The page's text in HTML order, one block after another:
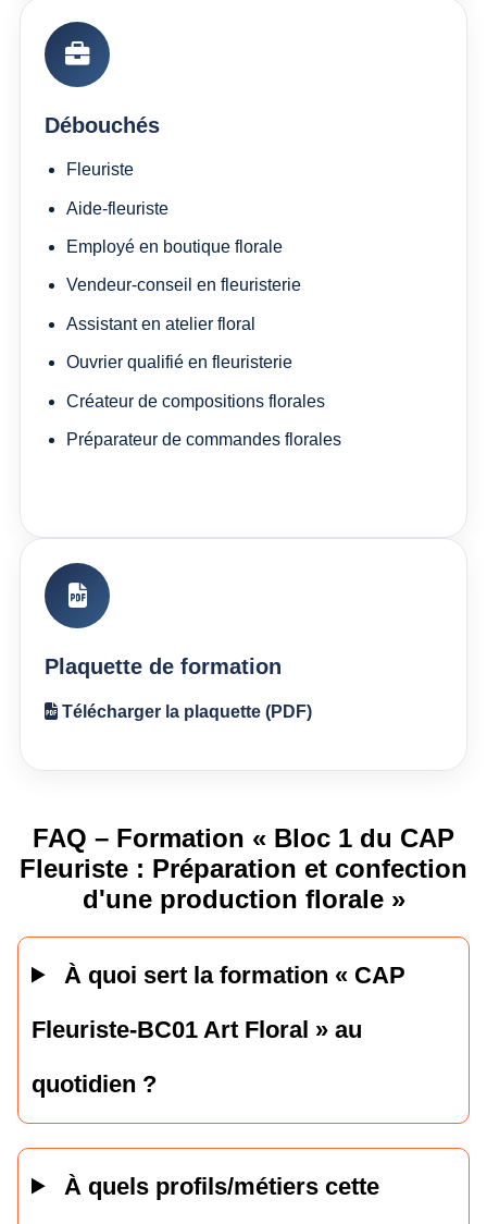
Débouchés
Fleuriste
Aide-fleuriste
Employé en boutique florale
Vendeur-conseil en fleuristerie
Assistant en atelier floral
Ouvrier qualifié en fleuristerie
Créateur de compositions florales
Préparateur de commandes florales
Plaquette de formation
Télécharger la plaquette (PDF)
FAQ – Formation « Bloc 1 du CAP
Fleuriste : Préparation et confection
d'une production florale »
À quoi sert la formation « CAP
Fleuriste-BC01 Art Floral » au
quotidien ?
À quels profils/métiers cette